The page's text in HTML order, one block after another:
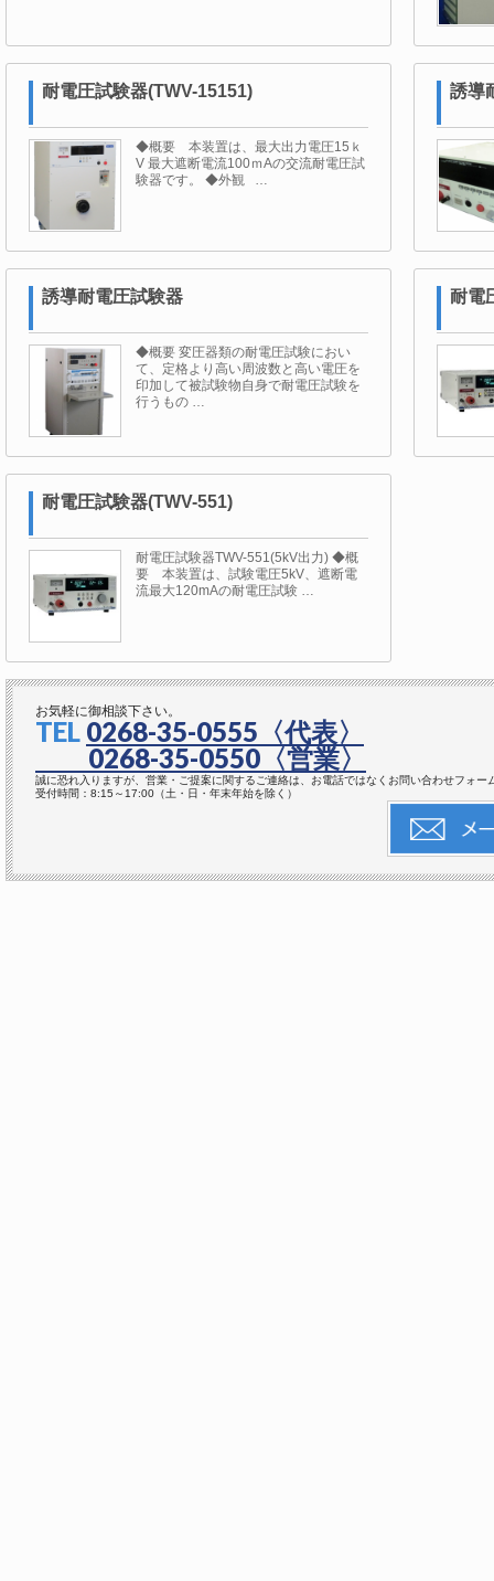
耐電圧試験器(TWV-15151)
◆概要 本装置は、最大出力電圧15ｋ
V 最大遮断電流100ｍAの交流耐電圧試
験器です。 ◆外観 …
誘導
誘導耐電圧試験器
◆概要 変圧器類の耐電圧試験におい
て、定格より高い周波数と高い電圧を
印加して被試験物自身で耐電圧試験を
行うもの …
耐電
耐電圧試験器(TWV-551)
耐電圧試験器TWV-551(5kV出力) ◆概
要 本装置は、試験電圧5kV、遮断電
流最大120mAの耐電圧試験 …
お気軽に御相談下さい。
TEL 0268-35-0555 〈代表〉
0268-35-0550 〈営業〉
誠に恐れ入りますが、営業・ご提案に関するご連絡は、お電話ではなくお問い合わせフォ
受付時間：8:15～17:00（土・日・年末年始を除く）